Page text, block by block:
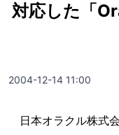
対応した「
2004-12-14 11:00
日本オラクル株式